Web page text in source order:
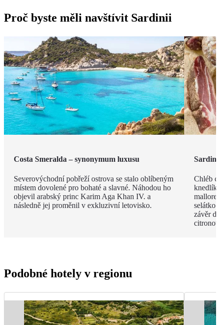
Proč byste měli navštívit Sardinii
Costa Smeralda – synonymum luxusu
Severovýchodní pobřeží ostrova se stalo oblíbeným
místem dovolené pro bohaté a slavné. Náhodou ho
objevil arabský princ Karim Aga Khan IV. a
následně jej proměnil v exkluzivní letovisko.
Chléb
selátko
závěr
Podobné hotely v regionu